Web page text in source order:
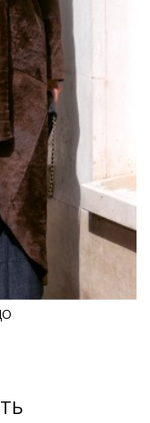
каждой
состав и
производителем